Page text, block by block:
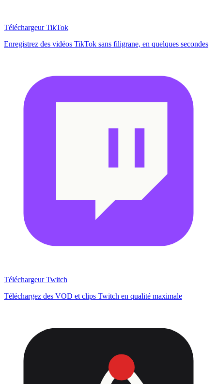
Téléchargeur TikTok
Enregistrez des vidéos TikTok sans filigrane, en quelques secondes
Téléchargeur Twitch
Téléchargez des VOD et clips Twitch en qualité maximale